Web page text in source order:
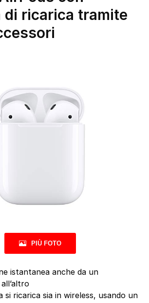
di ricarica tramite
PIÙ FOTO
istantanea anche da un
si ricarica sia in wireless, usando un